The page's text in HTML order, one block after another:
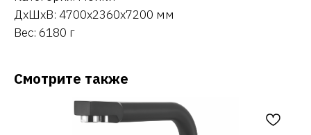
ДxШxВ: 4700x2360x7200 мм
Вес: 6180 г
Смотрите также